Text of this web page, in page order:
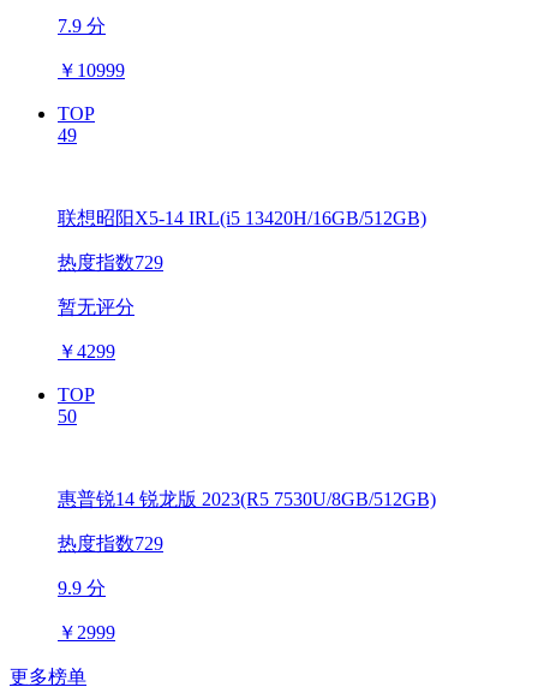
7.9 分
￥ 10999
TOP
49
联想昭阳X5-14 IRL(i5 13420H/16GB/512GB)
热度指数729
暂无评分
￥4299
TOP
50
惠普锐14 锐龙版 2023(R5 7530U/8GB/512GB)
热度指数729
9.9 分
￥ 2999
更多榜单